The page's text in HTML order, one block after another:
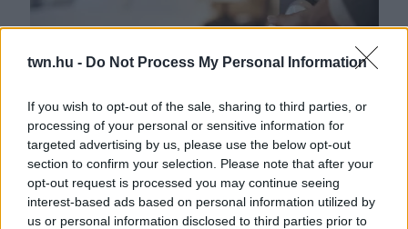
twn.hu - Do Not Process My Personal Information
If you wish to opt-out of the sale, sharing to third parties, or
processing of your personal or sensitive information for
targeted advertising by us, please use the below opt-out
section to confirm your selection. Please note that after your
opt-out request is processed you may continue seeing
interest-based ads based on personal information utilized by
us or personal information disclosed to third parties prior to
Ha ez a 3 dolog hiányzik a hotelszobádból, akkor azonnal
lépj le!